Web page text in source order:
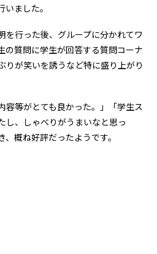
ました。
を行った後、グループに分かれてワ
の質問に学生が回答する質問コーナ
りが笑いを誘うなど特に盛り上がり
容等がとても良かった。」「学生ス
し、しゃべりがうまいなと思っ
概ね好評だったようです。